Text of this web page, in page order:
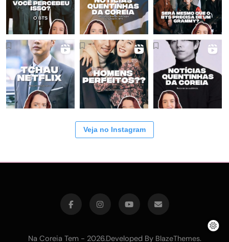
Veja no Instagram
Na Coreia Tem - 2026.Developed By BlazeThemes.